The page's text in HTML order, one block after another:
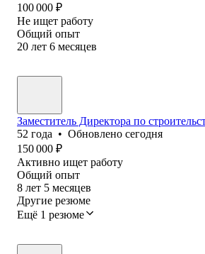
100 000 ₽
Не ищет работу
Общий опыт
20 лет 6 месяцев
Заместитель Директора по
52 года • Обновлено сегодня
150 000 ₽
Активно ищет работу
Общий опыт
8 лет 5 месяцев
Другие резюме
Ещё 1 резюме